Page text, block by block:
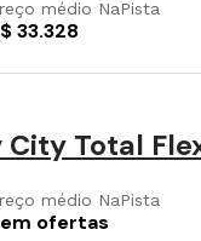
médio NaPista
33.328
City Total
médio NaPista
ofertas